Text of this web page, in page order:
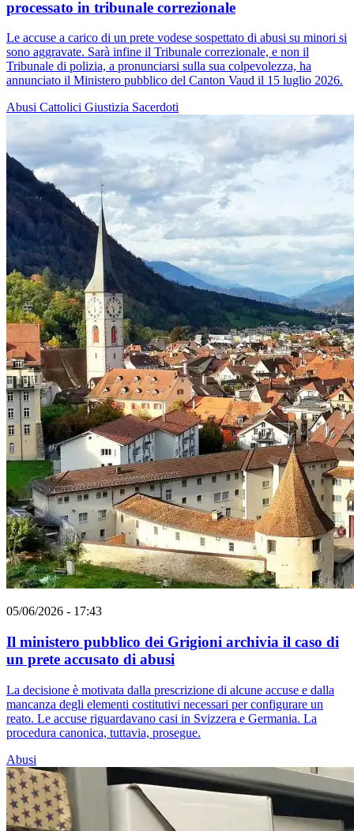
processato in tribunale correzionale
Le accuse a carico di un prete vodese sospettato di abusi su minori si
sono aggravate. Sarà infine il Tribunale correzionale, e non il
Tribunale di polizia, a pronunciarsi sulla sua colpevolezza, ha
annunciato il Ministero pubblico del Canton Vaud il 15 luglio 2026.
Abusi Cattolici Giustizia Sacerdoti
05/06/2026 - 17:43
Il ministero pubblico dei Grigioni archivia il caso di
un prete accusato di abusi
La decisione è motivata dalla prescrizione di alcune accuse e dalla
mancanza degli elementi costitutivi necessari per configurare un
reato. Le accuse riguardavano casi in Svizzera e Germania. La
procedura canonica, tuttavia, prosegue.
Abusi